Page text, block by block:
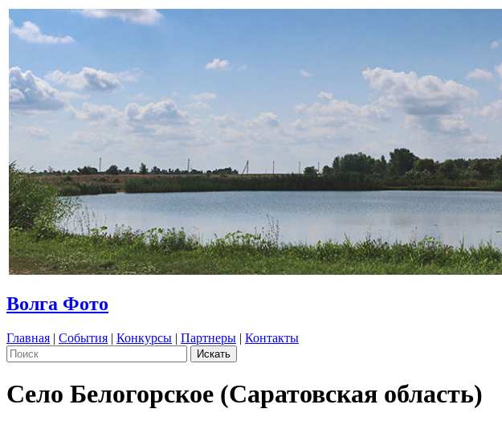
Волга Фото
Главная | События | Конкурсы | Партнеры | Контакты
Село Белогорское (Саратовская область)